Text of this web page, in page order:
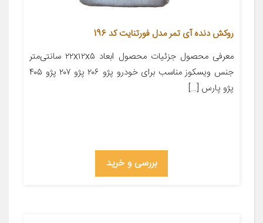
روکش دنده آی تمر مدل فورتنایت کد 196
معرفی محصول جزئیات محصول ابعاد ۲۲x۱۲x۵ سانتی‌متر
جنس ویسکوز مناسب برای خودرو پژو ۲۰۶ پژو ۲۰۷ پژو ۴۰۵
پژو پارس […]
بررسی و خرید